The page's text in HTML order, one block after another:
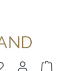
Du hast 0